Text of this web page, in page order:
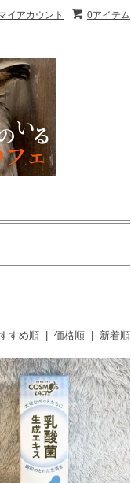
0アイテム
イアカウント
すめ順 価格順 新着順